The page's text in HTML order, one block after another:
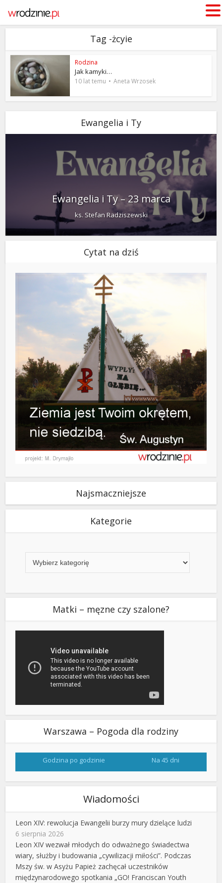
Tag -żcyie
Rodzina
Jak kamyki…
10 lat temu Aneta Wrzosek
Ewangelia i Ty
Ewangelia i Ty – 23 marca
ks. Stefan Radziszewski
Cytat na dziś
Najsmaczniejsze
Kategorie
Matki – męzne czy szalone?
Warszawa – Pogoda dla rodziny
Godzina po godzinie Na 45 dni
Wiadomości
Leon XIV: rewolucja Ewangelii burzy mury dzielące ludzi
6 sierpnia 2026
Leon XIV wezwał młodych do odważnego świadectwa
wiary, służby i budowania „cywilizacji miłości”. Podczas
Mszy św. w Asyżu Papież zachęcał uczestników
międzynarodowego spotkania „GO! Franciscan Youth